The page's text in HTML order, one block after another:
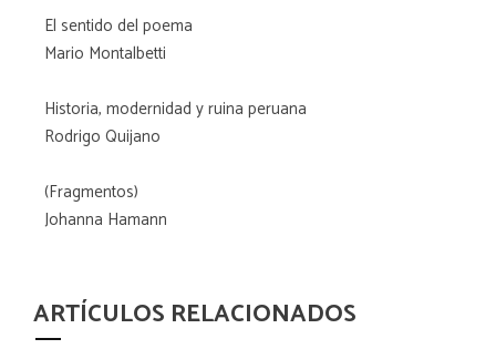
El sentido del poema
Mario Montalbetti
Historia, modernidad y ruina peruana
Rodrigo Quijano
(Fragmentos)
Johanna Hamann
ARTÍCULOS RELACIONADOS